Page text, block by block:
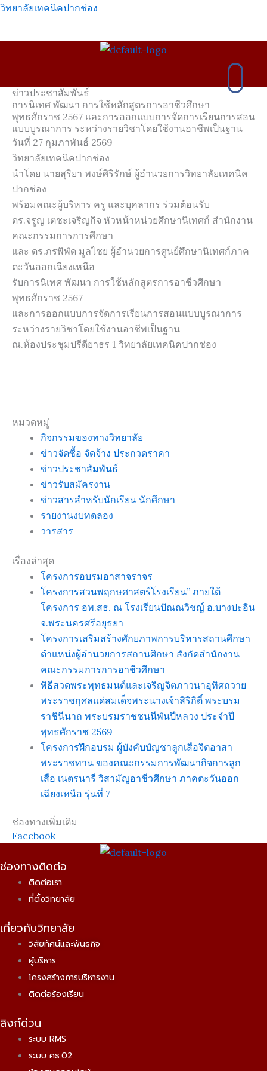
Skip
content
วิทยาลัยเทคนิคปากช่อง
ข่าวประชาสัมพันธ์
การนิเทศ พัฒนา การใช้หลักสูตรการอาชีวศึกษา
พุทธศักราช 2567 และการออกแบบการจัดการเรียนการสอน
แบบบูรณาการ ระหว่างรายวิชาโดยใช้งานอาชีพเป็นฐาน
วันที่ 27 กุมภาพันธ์ 2569
วิทยาลัยเทคนิคปากช่อง
นำโดย นายสุริยา พงษ์ศิริรักษ์ ผู้อำนวยการวิทยาลัยเทคนิค
ปากช่อง
พร้อมคณะผู้บริหาร ครู และบุคลากร ร่วมต้อนรับ
ดร.จรูญ เตชะเจริญกิจ หัวหน้าหน่วยศึกษานิเทศก์ สำนักงาน
คณะกรรมการการศึกษา
และ ดร.ภรพิพัด มูลไชย ผู้อำนวยการศูนย์ศึกษานิเทศก์ภาค
ตะวันออกเฉียงเหนือ
รับการนิเทศ พัฒนา การใช้หลักสูตรการอาชีวศึกษา
พุทธศักราช 2567
และการออกแบบการจัดการเรียนการสอนแบบบูรณาการ
ระหว่างรายวิชาโดยใช้งานอาชีพเป็นฐาน
ณ.ห้องประชุมปรีดียาธร 1 วิทยาลัยเทคนิคปากช่อง
หมวดหมู่
กิจกรรมของทางวิทยาลัย
ข่าวจัดซื้อ จัดจ้าง ประกวดราคา
ข่าวประชาสัมพันธ์
ข่าวรับสมัครงาน
ข่าวสารสำหรับนักเรียน นักศึกษา
รายงานงบทดลอง
วารสาร
เรื่องล่าสุด
โครงการอบรมอาสาจราจร
โครงการสวนพฤกษศาสตร์โรงเรียน” ภายใต้
โครงการ อพ.สธ. ณ โรงเรียนปัณณวิชญ์ อ.บางปะอิน
จ.พระนครศรีอยุธยา
โครงการเสริมสร้างศักยภาพการบริหารสถานศึกษา
ตำแหน่งผู้อำนวยการสถานศึกษา สังกัดสำนักงาน
คณะกรรมการการอาชีวศึกษา
พิธีสวดพระพุทธมนต์และเจริญจิตภาวนาอุทิศถวาย
พระราชกุศลแด่สมเด็จพระนางเจ้าสิริกิติ์ พระบรม
ราชินีนาถ พระบรมราชชนนีพันปีหลวง ประจำปี
พุทธศักราช 2569
โครงการฝึกอบรม ผู้บังคับบัญชาลูกเสือจิตอาสา
พระราชทาน ของคณะกรรมการพัฒนากิจการลูก
เสือ เนตรนารี วิสามัญอาชีวศึกษา ภาคตะวันออก
เฉียงเหนือ รุ่นที่ 7
ช่องทางเพิ่มเติม
Facebook
ช่องทางติดต่อ
ติดต่อเรา
ที่ตั้งวิทยาลัย
เกี่ยวกับวิทยาลัย
วิสัยทัศน์และพันธกิจ
ผู้บริหาร
โครงสร้างการบริหารงาน
ติดต่อร้องเรียน
ลิงก์ด่วน
ระบบ RMS
ระบบ ศธ.02